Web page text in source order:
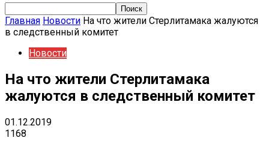
Главная Новости На что жители Стерлитамака жалуются
в следственный комитет
Новости
На что жители Стерлитамака
жалуются в следственный комитет
01.12.2019
1168